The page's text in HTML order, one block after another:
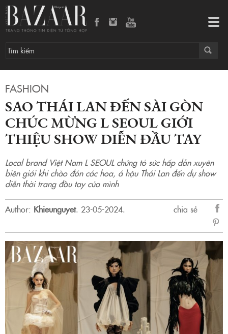
FASHION
SAO THÁI LAN ĐẾN SÀI GÒN
CHÚC MỪNG L SEOUL GIỚI
THIỆU SHOW DIỄN ĐẦU TAY
Local brand Việt Nam L SEOUL chứng tỏ sức hấp dẫn xuyên
biên giới khi chào đón các hoa, á hậu Thái Lan đến dự show
diễn thời trang đầu tay của mình
Author: Khieunguyet. 23-05-2024.
chia sẻ
sẻ